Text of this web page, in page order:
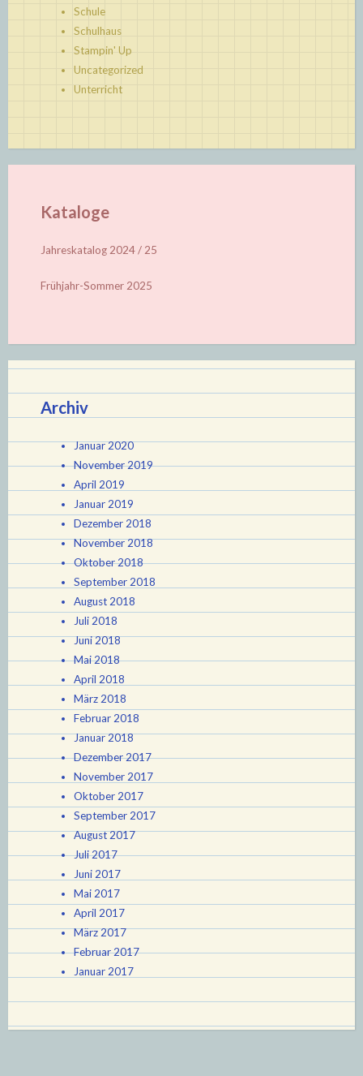
Schule
Schulhaus
Stampin' Up
Uncategorized
Unterricht
Kataloge
Jahreskatalog 2024 / 25
Frühjahr-Sommer 2025
Archiv
Januar 2020
November 2019
April 2019
Januar 2019
Dezember 2018
November 2018
Oktober 2018
September 2018
August 2018
Juli 2018
Juni 2018
Mai 2018
April 2018
März 2018
Februar 2018
Januar 2018
Dezember 2017
November 2017
Oktober 2017
September 2017
August 2017
Juli 2017
Juni 2017
Mai 2017
April 2017
März 2017
Februar 2017
Januar 2017